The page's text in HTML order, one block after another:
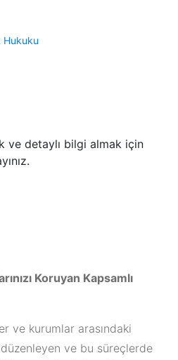
Hukuku
ve detaylı bilgi almak için
Koruyan Kapsamlı
ve kurumlar arasındaki
ve bu süreçlerde